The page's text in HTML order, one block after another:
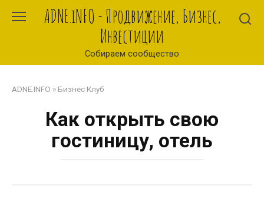
ADNE.iNFO - Продвижение, Бизнес,
Инвестиции
Собираем сообщество
ADNE.INFO »Бизнес Клуб
Как открыть свою
гостиницу, отель